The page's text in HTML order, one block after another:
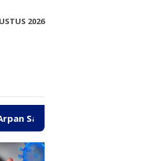
2026
Kawal Kebutuhan Dasar